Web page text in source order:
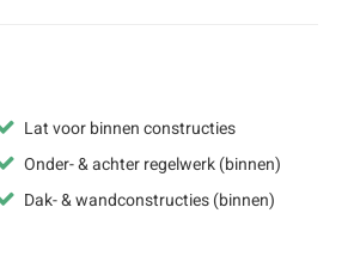
Lat voor binnen constructies
Onder- & achter regelwerk (binnen)
Dak- & wandconstructies (binnen)